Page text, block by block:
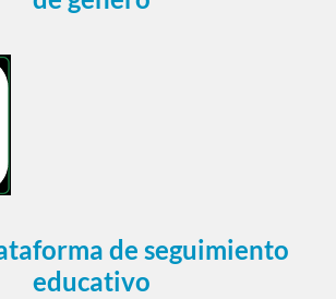
de seguimiento
educativo